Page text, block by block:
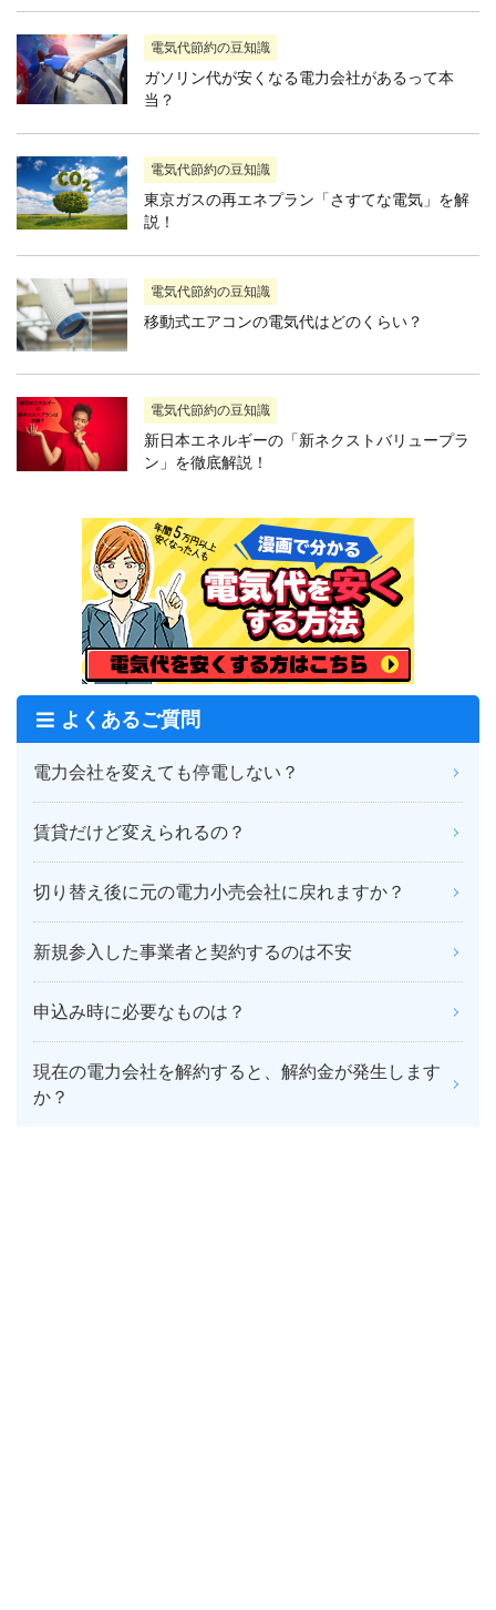
電気代節約の豆知識
ガソリン代が安くなる電力会社があるって本
当？
電気代節約の豆知識
東京ガスの再エネプラン「さすてな電気」を解
説！
電気代節約の豆知識
移動式エアコンの電気代はどのくらい？
電気代節約の豆知識
新日本エネルギーの「新ネクストバリュープラ
ン」を徹底解説！
よくあるご質問
電力会社を変えても停電しない？
賃貸だけど変えられるの？
切り替え後に元の電力小売会社に戻れますか？
新規参入した事業者と契約するのは不安
申込み時に必要なものは？
現在の電力会社を解約すると、解約金が発生します
か？